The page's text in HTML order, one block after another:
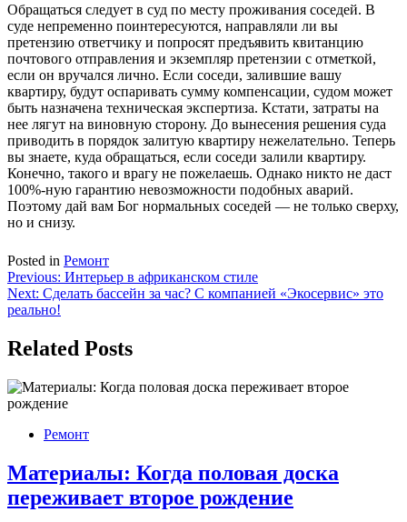
Обращаться следует в суд по месту проживания соседей. В
суде непременно поинтересуются, направляли ли вы
претензию ответчику и попросят предъявить квитанцию
почтового отправления и экземпляр претензии с отметкой,
если он вручался лично. Если соседи, залившие вашу
квартиру, будут оспаривать сумму компенсации, судом может
быть назначена техническая экспертиза. Кстати, затраты на
нее лягут на виновную сторону. До вынесения решения суда
приводить в порядок залитую квартиру нежелательно. Теперь
вы знаете, куда обращаться, если соседи залили квартиру.
Конечно, такого и врагу не пожелаешь. Однако никто не даст
100%-ную гарантию невозможности подобных аварий.
Поэтому дай вам Бог нормальных соседей — не только сверху,
но и снизу.
Posted in Ремонт
Навигация
по
Previous: Интерьер в африканском стиле
Next: Сделать бассейн за час? С компанией «Экосервис» это
реально!
Related Posts
Ремонт
Материалы: Когда половая доска
переживает второе рождение